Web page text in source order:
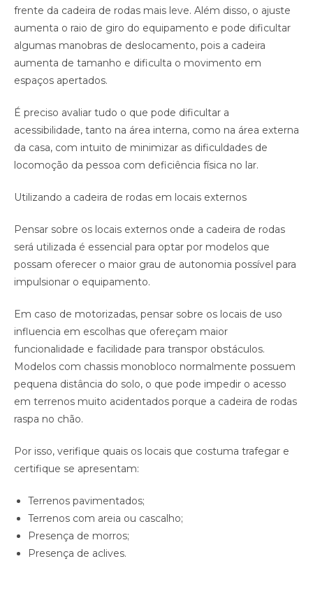
frente da cadeira de rodas mais leve. Além disso, o ajuste
aumenta o raio de giro do equipamento e pode dificultar
algumas manobras de deslocamento, pois a cadeira
aumenta de tamanho e dificulta o movimento em
espaços apertados.
É preciso avaliar tudo o que pode dificultar a
acessibilidade, tanto na área interna, como na área externa
da casa, com intuito de minimizar as dificuldades de
locomoção da pessoa com deficiência física no lar.
Utilizando a cadeira de rodas em locais externos
Pensar sobre os locais externos onde a cadeira de rodas
será utilizada é essencial para optar por modelos que
possam oferecer o maior grau de autonomia possível para
impulsionar o equipamento.
Em caso de motorizadas, pensar sobre os locais de uso
influencia em escolhas que ofereçam maior
funcionalidade e facilidade para transpor obstáculos.
Modelos com chassis monobloco normalmente possuem
pequena distância do solo, o que pode impedir o acesso
em terrenos muito acidentados porque a cadeira de rodas
raspa no chão.
Por isso, verifique quais os locais que costuma trafegar e
certifique se apresentam:
Terrenos pavimentados;
Terrenos com areia ou cascalho;
Presença de morros;
Presença de aclives.